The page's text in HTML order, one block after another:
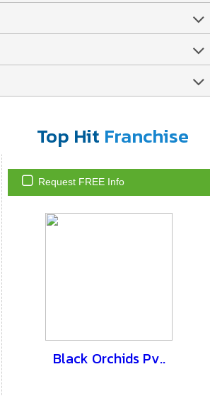
Top Hit Franchise
Request FREE Info
Black Orchids Pv..